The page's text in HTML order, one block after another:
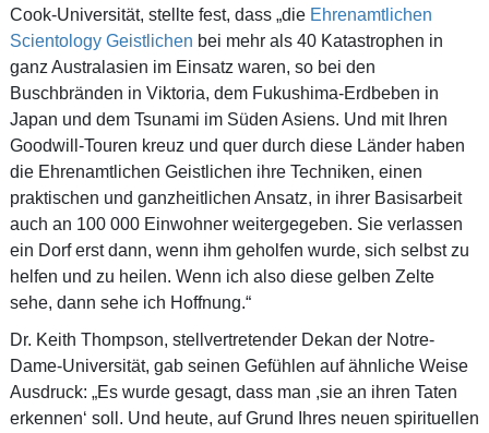
Cook-Universität, stellte fest, dass „die Ehrenamtlichen
Scientology Geistlichen bei mehr als 40 Katastrophen in
ganz Australasien im Einsatz waren, so bei den
Buschbränden in Viktoria, dem Fukushima-Erdbeben in
Japan und dem Tsunami im Süden Asiens. Und mit Ihren
Goodwill-Touren kreuz und quer durch diese Länder haben
die Ehrenamtlichen Geistlichen ihre Techniken, einen
praktischen und ganzheitlichen Ansatz, in ihrer Basisarbeit
auch an 100 000 Einwohner weitergegeben. Sie verlassen
ein Dorf erst dann, wenn ihm geholfen wurde, sich selbst zu
helfen und zu heilen. Wenn ich also diese gelben Zelte
sehe, dann sehe ich Hoffnung.“
Dr. Keith Thompson, stellvertretender Dekan der Notre-
Dame-Universität, gab seinen Gefühlen auf ähnliche Weise
Ausdruck: „Es wurde gesagt, dass man ,sie an ihren Taten
erkennen‘ soll. Und heute, auf Grund Ihres neuen spirituellen